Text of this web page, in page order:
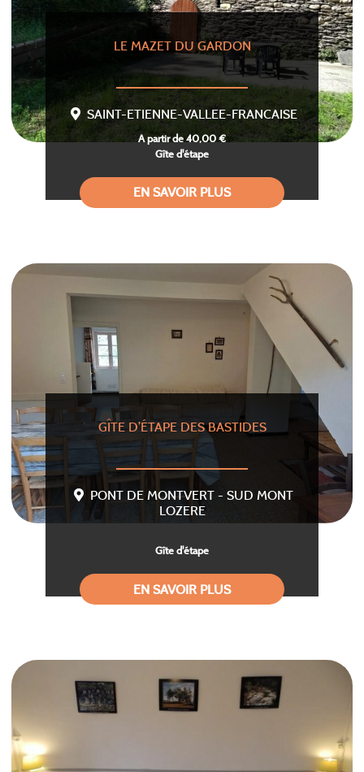
LE MAZET DU GARDON
SAINT-ETIENNE-VALLEE-FRANCAISE
A partir de 40,00 €
Gîte d'étape
EN SAVOIR PLUS
GÎTE D’ÉTAPE DES BASTIDES
PONT DE MONTVERT - SUD MONT
LOZERE
Gîte d'étape
EN SAVOIR PLUS